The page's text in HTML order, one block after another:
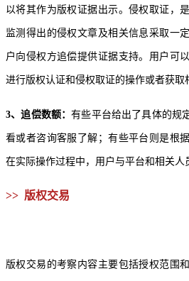
以将其作为版权证据出示。侵权取证，
监测得出的侵权文章及相关信息采取一
户向侵权方追偿提供证据支持。用户可
进行版权认证和侵权取证的操作或者获取
3、追偿数额：有些平台给出了具体的规
看或者咨询客服了解；有些平台则是根
在实际操作过程中，用户与平台和相关人
>> 版权交易
版权交易的考察内容主要包括授权范围